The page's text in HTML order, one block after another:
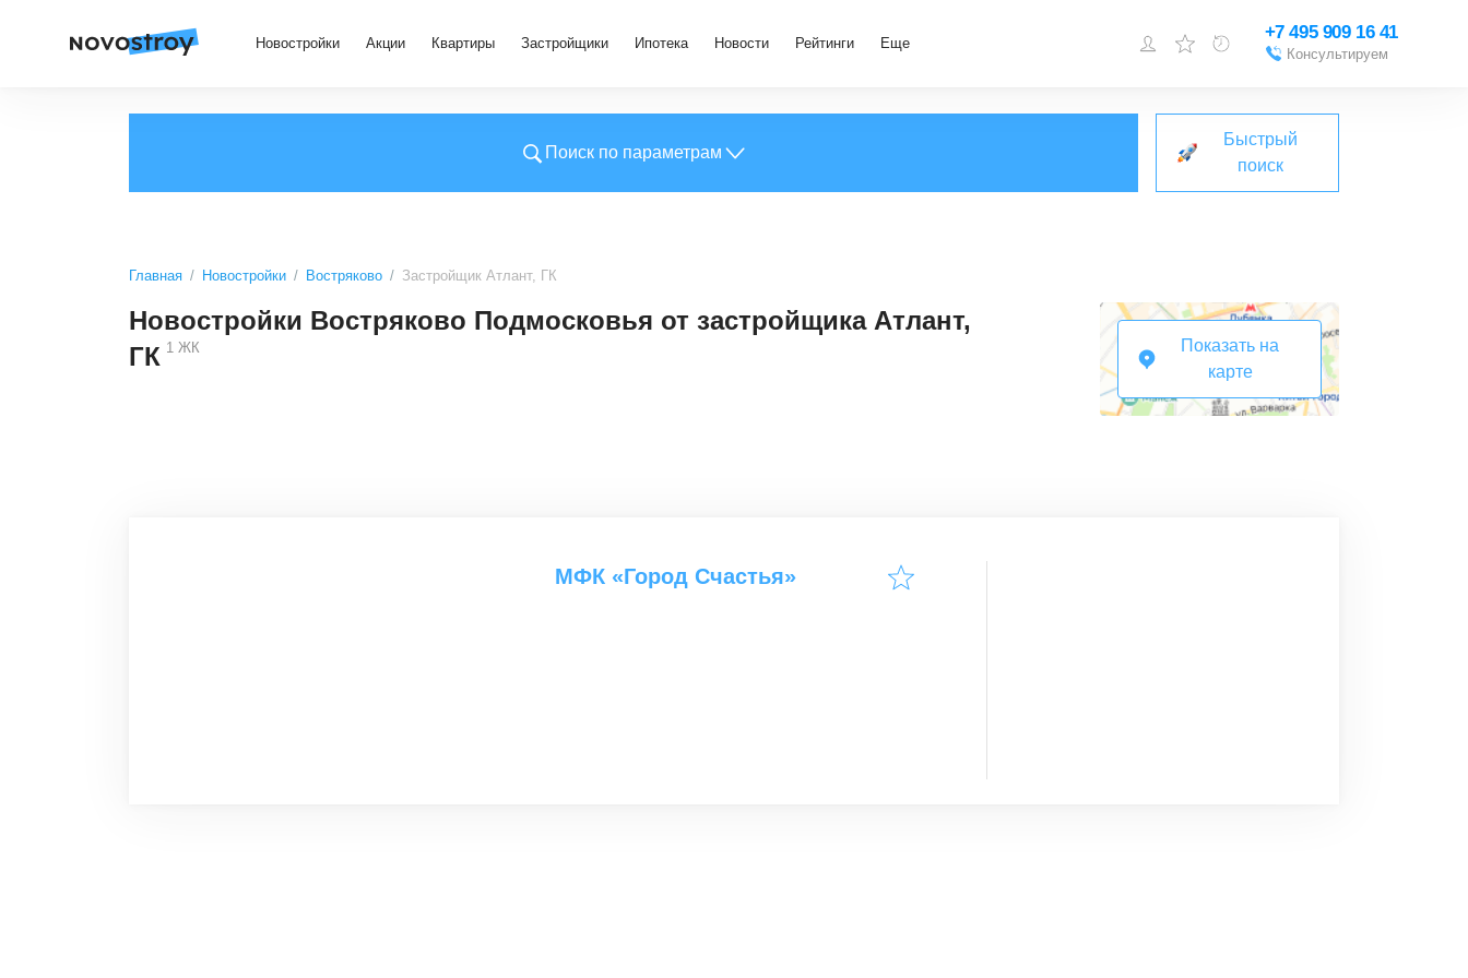
Новостройки Акции Квартиры Застройщики Ипотека Новости Рейтинги Еще
зарегистрироваться
Добавить объект
+7 495 909 16 41
Консультируем
Поиск по параметрам
Быстрый
поиск
Главная Новостройки Востряково Застройщик Атлант, ГК
Новостройки Востряково Подмосковья от застройщика Атлант,
ГК 1 ЖК
Показать на
карте
МФК «Город Счастья»